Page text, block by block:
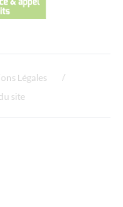
Légales
site